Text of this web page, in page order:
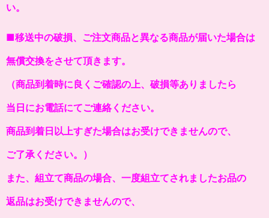
い。
■移送中の破損、ご注文商品と異なる商品が届いた場合は
無償交換をさせて頂きます。
（商品到着時に良くご確認の上、破損等ありましたら
当日にお電話にてご連絡ください。
商品到着日以上すぎた場合はお受けできませんので、
ご了承ください。）
また、組立て商品の場合、一度組立てされましたお品の
返品はお受けできませんので、